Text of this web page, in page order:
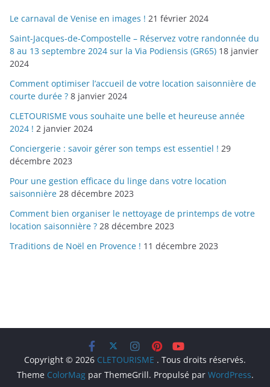
Le carnaval de Venise en images ! 21 février 2024
Saint-Jacques-de-Compostelle – Réservez votre randonnée du
8 au 13 septembre 2024 sur la Via Podiensis (GR65) 18 janvier
2024
Comment optimiser l’accueil de votre location saisonnière de
courte durée ? 8 janvier 2024
CLETOURISME vous souhaite une belle et heureuse année
2024 ! 2 janvier 2024
Conciergerie : savoir gérer son temps est essentiel ! 29
décembre 2023
Pour une gestion efficace du linge dans votre location
saisonnière 28 décembre 2023
Comment bien organiser le nettoyage de printemps de votre
location saisonnière ? 28 décembre 2023
Traditions de Noël en Provence ! 11 décembre 2023
Copyright © 2026 CLETOURISME . Tous droits réservés.
Theme ColorMagpar ThemeGrill. Propulsé par WordPress.